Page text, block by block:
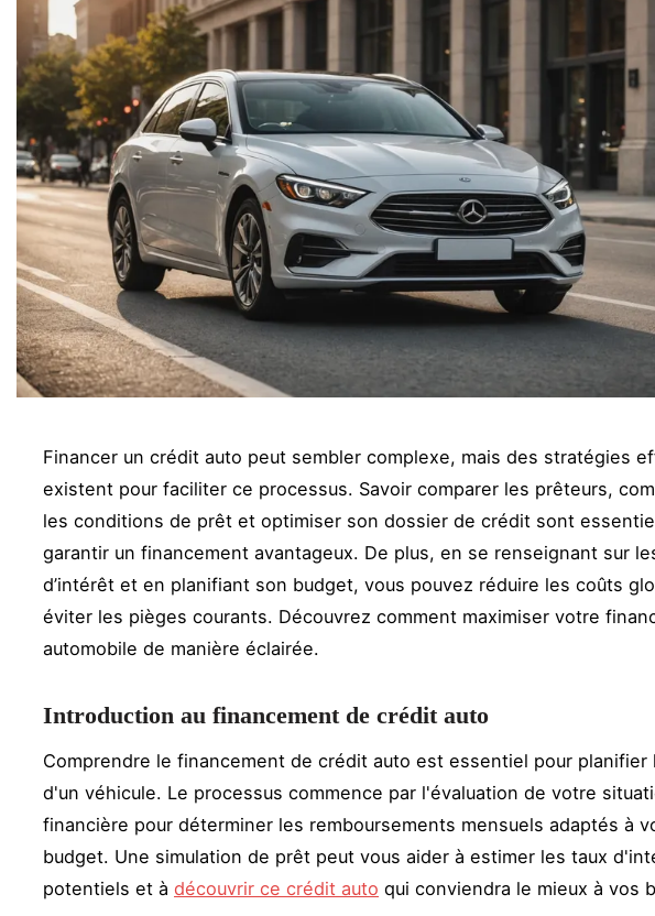
Financer un crédit auto peut sembler complexe, mais des stratégies
existent pour faciliter ce processus. Savoir comparer les prêteurs,
les conditions de prêt et optimiser son dossier de crédit sont
garantir un financement avantageux. De plus, en se renseignant sur
d’intérêt et en planifiant son budget, vous pouvez réduire les coûts
éviter les pièges courants. Découvrez comment maximiser votre
automobile de manière éclairée.
Introduction au financement de crédit auto
Comprendre le financement de crédit auto est essentiel pour planifier
d'un véhicule. Le processus commence par l'évaluation de votre
financière pour déterminer les remboursements mensuels adaptés à
budget. Une simulation de prêt peut vous aider à estimer les taux
potentiels et à découvrir ce crédit auto qui conviendra le mieux à vos